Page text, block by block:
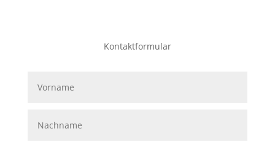
Kontaktformular